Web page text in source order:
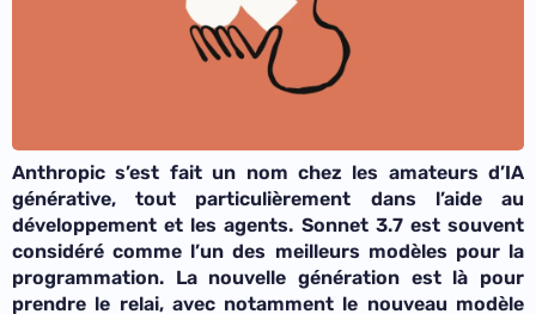
Anthropic s’est fait un nom chez les amateurs d’IA
générative, tout particulièrement dans l’aide au
développement et les agents. Sonnet 3.7 est souvent
considéré comme l’un des meilleurs modèles pour la
programmation. La nouvelle génération est là pour
prendre le relai, avec notamment le nouveau modèle